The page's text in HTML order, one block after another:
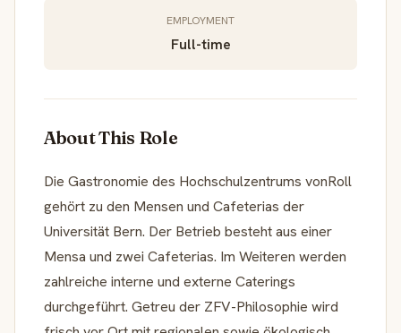
EMPLOYMENT
Full-time
About This Role
Die Gastronomie des Hochschulzentrums vonRoll
gehört zu den Mensen und Cafeterias der
Universität Bern. Der Betrieb besteht aus einer
Mensa und zwei Cafeterias. Im Weiteren werden
zahlreiche interne und externe Caterings
durchgeführt. Getreu der ZFV-Philosophie wird